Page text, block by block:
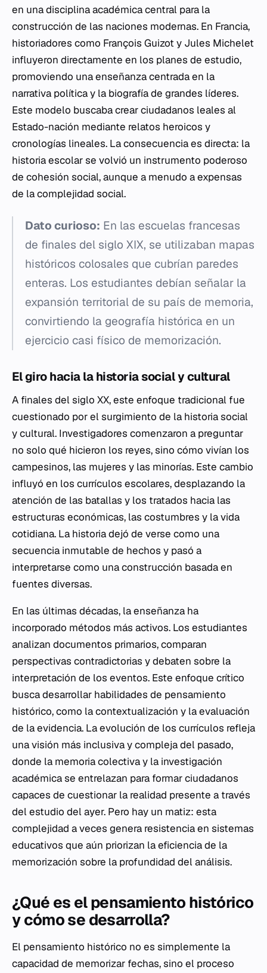
en una disciplina académica central para la
construcción de las naciones modernas. En Francia,
historiadores como François Guizot y Jules Michelet
influyeron directamente en los planes de estudio,
promoviendo una enseñanza centrada en la
narrativa política y la biografía de grandes líderes.
Este modelo buscaba crear ciudadanos leales al
Estado-nación mediante relatos heroicos y
cronologías lineales. La consecuencia es directa: la
historia escolar se volvió un instrumento poderoso
de cohesión social, aunque a menudo a expensas
de la complejidad social.
Dato curioso: En las escuelas francesas
de finales del siglo XIX, se utilizaban mapas
históricos colosales que cubrían paredes
enteras. Los estudiantes debían señalar la
expansión territorial de su país de memoria,
convirtiendo la geografía histórica en un
ejercicio casi físico de memorización.
El giro hacia la historia social y cultural
A finales del siglo XX, este enfoque tradicional fue
cuestionado por el surgimiento de la historia social
y cultural. Investigadores comenzaron a preguntar
no solo qué hicieron los reyes, sino cómo vivían los
campesinos, las mujeres y las minorías. Este cambio
influyó en los currículos escolares, desplazando la
atención de las batallas y los tratados hacia las
estructuras económicas, las costumbres y la vida
cotidiana. La historia dejó de verse como una
secuencia inmutable de hechos y pasó a
interpretarse como una construcción basada en
fuentes diversas.
En las últimas décadas, la enseñanza ha
incorporado métodos más activos. Los estudiantes
analizan documentos primarios, comparan
perspectivas contradictorias y debaten sobre la
interpretación de los eventos. Este enfoque crítico
busca desarrollar habilidades de pensamiento
histórico, como la contextualización y la evaluación
de la evidencia. La evolución de los currículos refleja
una visión más inclusiva y compleja del pasado,
donde la memoria colectiva y la investigación
académica se entrelazan para formar ciudadanos
capaces de cuestionar la realidad presente a través
del estudio del ayer. Pero hay un matiz: esta
complejidad a veces genera resistencia en sistemas
educativos que aún priorizan la eficiencia de la
memorización sobre la profundidad del análisis.
¿Qué es el pensamiento histórico
y cómo se desarrolla?
El pensamiento histórico no es simplemente la
capacidad de memorizar fechas, sino el proceso